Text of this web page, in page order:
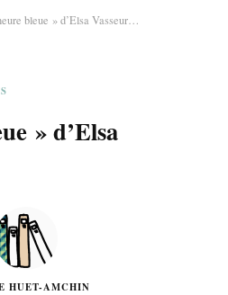
bleue » d’Elsa Vasseur…
» d’Elsa
HUET-AMCHIN